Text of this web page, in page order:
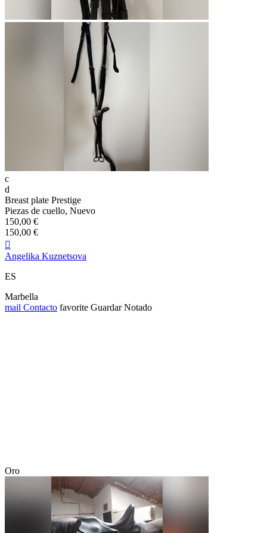
c
d
Breast plate Prestige
Piezas de cuello, Nuevo
150,00 €
150,00 €

Angelika Kuznetsova
ES
Marbella
mail Contacto favorite Guardar Notado
Oro